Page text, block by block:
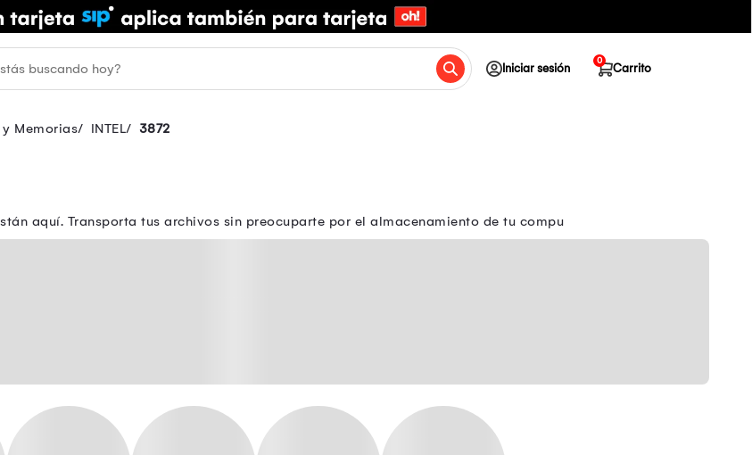
Iniciar sesión Carrito
0
y Memorias INTEL 3872
aquí. Transporta tus archivos sin preocuparte por el almacenamiento de tu compu